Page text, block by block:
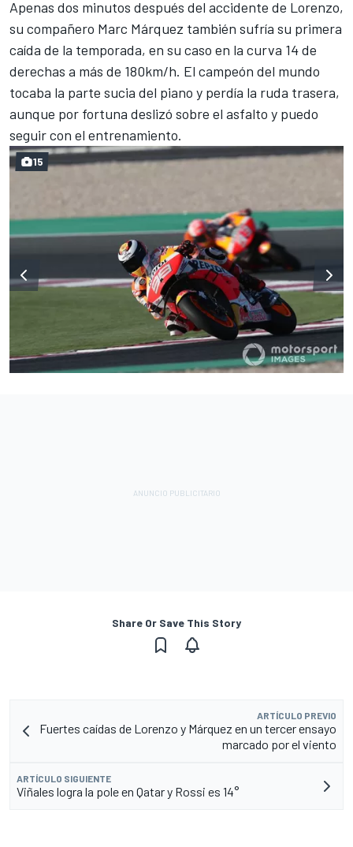
Apenas dos minutos después del accidente de Lorenzo,
su compañero Marc Márquez también sufría su primera
caída de la temporada, en su caso en la curva 14 de
derechas a más de 180km/h. El campeón del mundo
tocaba la parte sucia del piano y perdía la ruda trasera,
aunque por fortuna deslizó sobre el asfalto y puedo
seguir con el entrenamiento.
15
Share Or Save This Story
ARTÍCULO PREVIO
Fuertes caídas de Lorenzo y Márquez en un tercer ensayo
marcado por el viento
ARTÍCULO SIGUIENTE
Viñales logra la pole en Qatar y Rossi es 14°